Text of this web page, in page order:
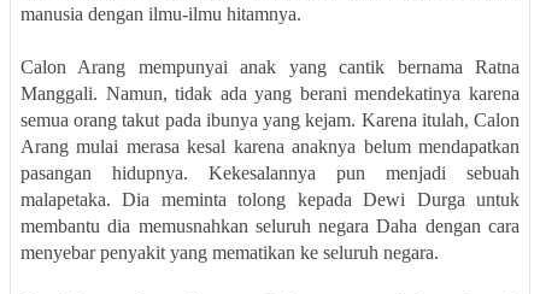
manusia dengan ilmu-ilmu hitamnya.
Calon Arang mempunyai anak yang cantik bernama Ratna
Manggali. Namun, tidak ada yang berani mendekatinya karena
semua orang takut pada ibunya yang kejam. Karena itulah, Calon
Arang mulai merasa kesal karena anaknya belum mendapatkan
pasangan hidupnya. Kekesalannya pun menjadi sebuah
malapetaka. Dia meminta tolong kepada Dewi Durga untuk
membantu dia memusnahkan seluruh negara Daha dengan cara
menyebar penyakit yang mematikan ke seluruh negara.